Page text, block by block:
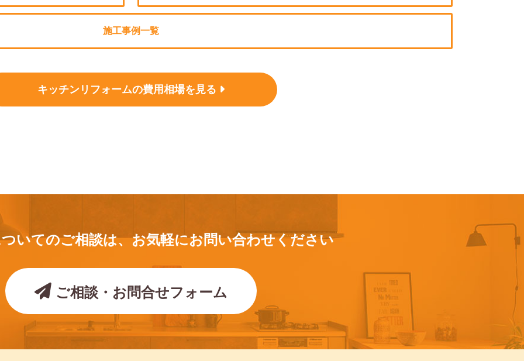
施工事例一覧
キッチンリフォームの費用相場を見る
いてのご相談は、お気軽にお問い合わせください
ご相談・お問合せフォーム